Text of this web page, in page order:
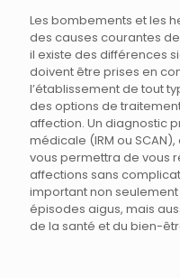
Les bombements et les
des causes courantes de
il existe des différences
doivent être prises en
l’établissement de tout
des options de
affection. Un diagnostic
médicale (IRM ou
vous permettra de vous
affections sans
important non
épisodes aigus, mais
de la santé et du bien-